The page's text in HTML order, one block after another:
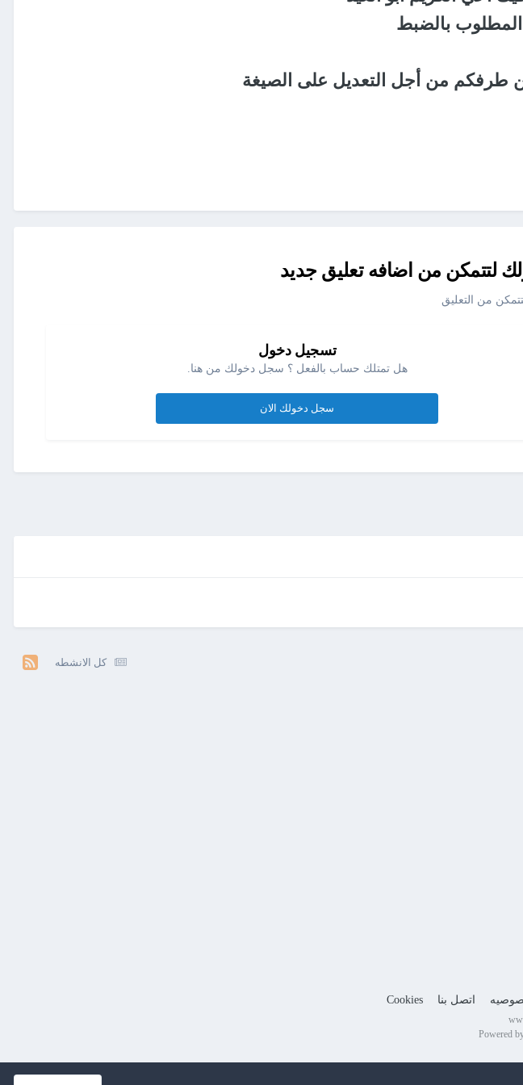
بالضبط
طرفكم من أجل التعديل على الصيغة
لتتمكن من اضافه تعليق جديد
من التعليق
تسجيل دخول
هل تمتلك حساب بالفعل ؟ سجل دخولك من هنا.
سجل دخولك الان
كل الانشطه
اتصل بنا Cookies
Powered